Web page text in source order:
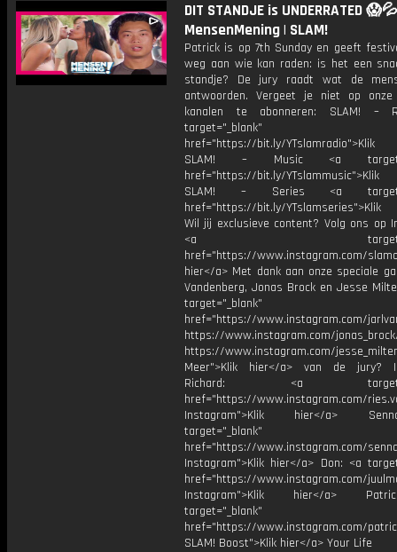
DIT STANDJE is UNDERRATED
MensenMening | SLAM!
Patrick is op 7th Sunday en geeft
weg aan wie kan raden: is het een
standje? De jury raadt wat de
antwoorden. Vergeet je niet op onze
kanalen te abonneren: SLAM! –
target="_blank"
href="https://bit.ly/
SLAM! – Music <a
href="https://bit.ly/
SLAM! – Series <a
href="https://bit.ly/
Wil jij exclusieve content? Volg ons op
<a
href="https://www.instagram.com/
hier</a> Met dank aan onze speciale
Vandenberg, Jonas Brock en Jesse
target="_blank"
href="https://www.instagram.com/
https://www.instagram.com/
https://www.instagram.com/
Meer">Klik hier</a> van de jury?
Richard: <a
href="https://www.instagram.com/
Instagram">Klik hier</a>
target="_blank"
href="https://www.instagram.com/
Instagram">Klik hier</a> Don: <a
href="https://www.instagram.com/
Instagram">Klik hier</a>
target="_blank"
href="https://www.instagram.com/
SLAM! Boost">Klik hier</a> Your Life